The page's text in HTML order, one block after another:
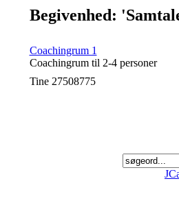
Begivenhed:
Coachingrum 1
Coachingrum til 2-4 personer
Tine 27508775